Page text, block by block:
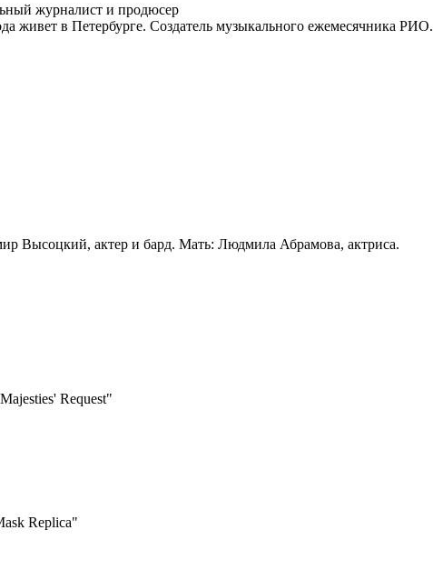
журналист и продюсер
живет в Петербурге. Создатель музыкального ежемесячника РИО.
Высоцкий, актер и бард. Мать: Людмила Абрамова, актриса.
Request"
Replica"